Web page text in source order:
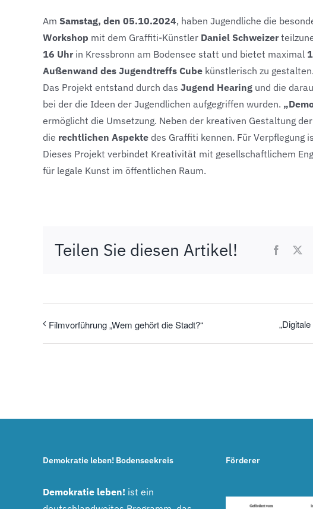
Am Samstag, den 05.10.2024, haben Jugendliche die
Workshop mit dem Graffiti-Künstler Daniel Schweizer
16 Uhr in Kressbronn am Bodensee statt und bietet maximal
Außenwand des Jugendtreffs Cube künstlerisch zu gestalten.
Das Projekt entstand durch das Jugend Hearing und die
bei der die Ideen der Jugendlichen aufgegriffen wurden.
ermöglicht die Umsetzung. Neben der kreativen Gestaltung
die rechtlichen Aspekte des Graffiti kennen. Für Verpflegung
Dieses Projekt verbindet Kreativität mit gesellschaftlichem
für legale Kunst im öffentlichen Raum.
Teilen Sie diesen Artikel!
Filmvorführung „Wem gehört die Stadt?“
Demokratie leben! Bodenseekreis
Demokratie leben! ist ein
Förderer